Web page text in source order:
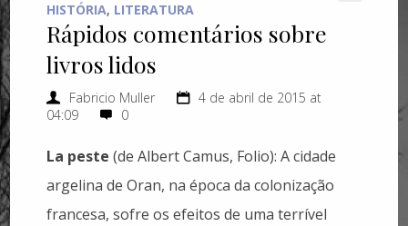
HISTÓRIA, LITERATURA
Rápidos comentários sobre
livros lidos
Fabricio Muller
4 de abril de 2015 at
04:09
0
La peste (de Albert Camus, Folio): A cidade
argelina de Oran, na época da colonização
francesa, sofre os efeitos de uma terrível